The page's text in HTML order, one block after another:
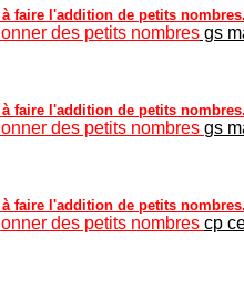
faire l'addition de petits nombres.
des petits nombres gs
faire l'addition de petits nombres.
des petits nombres gs
faire l'addition de petits nombres.
des petits nombres cp